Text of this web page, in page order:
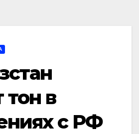
тон в
с РФ